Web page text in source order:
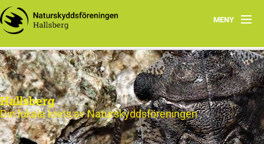
MENY
Hem
Nytt och Aktuellt
Verksamheten
Aktiviteter 2026
Hallsberg
Din lokala krets av Naturskyddsföreningen